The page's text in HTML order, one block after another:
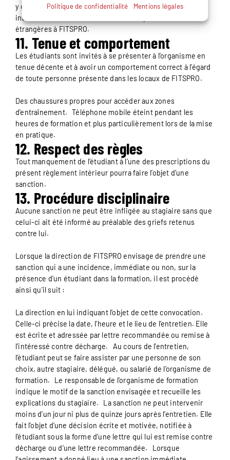
y entrer ou y demeurer à d’autres fins; y introduire, faire
introduire ou faciliter l’introduction de personnes
étrangères à FITSPRO.
11. Tenue et comportement
Les étudiants sont invités à se présenter à l’organisme en
tenue décente et à avoir un comportement correct à l’égard
de toute personne présente dans les locaux de FITSPRO.
Des chaussures propres pour accéder aux zones
d’entraînement. Téléphone mobile éteint pendant les
heures de formation et plus particulièrement lors de la mise
en pratique.
12. Respect des règles
Tout manquement de l’étudiant à l’une des prescriptions du
présent règlement intérieur pourra faire l’objet d’une
sanction.
13. Procédure disciplinaire
Aucune sanction ne peut être infligée au stagiaire sans que
celui-ci ait été informé au préalable des griefs retenus
contre lui.
Lorsque la direction de FITSPRO envisage de prendre une
sanction qui a une incidence, immédiate ou non, sur la
présence d’un étudiant dans la formation, il est procédé
ainsi qu’il suit :
La direction en lui indiquant l’objet de cette convocation.
Celle-ci précise la date, l’heure et le lieu de l’entretien. Elle
est écrite et adressée par lettre recommandée ou remise à
l’intéressé contre décharge. Au cours de l’entretien,
l’étudiant peut se faire assister par une personne de son
choix, autre stagiaire, délégué, ou salarié de l’organisme de
formation. Le responsable de l’organisme de formation
indique le motif de la sanction envisagée et recueille les
explications du stagiaire. La sanction ne peut intervenir
moins d’un jour ni plus de quinze jours après l’entretien. Elle
fait l’objet d’une décision écrite et motivée, notifiée à
l’étudiant sous la forme d’une lettre qui lui est remise contre
décharge ou d’une lettre recommandée. Lorsque
Politique de confidentialité Mentions légales